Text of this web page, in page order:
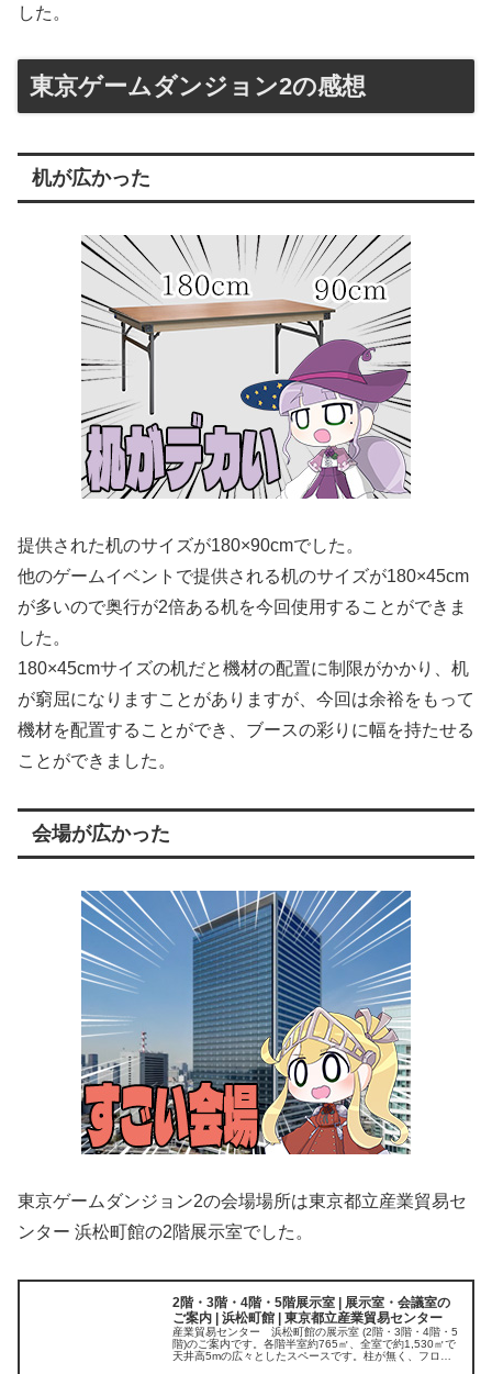
した。
東京ゲームダンジョン2の感想
机が広かった
提供された机のサイズが180×90cmでした。
他のゲームイベントで提供される机のサイズが180×45cm
が多いので奥行が2倍ある机を今回使用することができま
した。
180×45cmサイズの机だと機材の配置に制限がかかり、机
が窮屈になりますことがありますが、今回は余裕をもって
機材を配置することができ、ブースの彩りに幅を持たせる
ことができました。
会場が広かった
東京ゲームダンジョン2の会場場所は東京都立産業貿易セ
ンター 浜松町館の2階展示室でした。
2階・3階・4階・5階展示室 | 展示室・会議室の
ご案内 | 浜松町館 | 東京都立産業貿易センター
産業貿易センター 浜松町館の展示室 (2階・3階・4階・5
階)のご案内です。各階半室約765㎡、全室で約1,530㎡で
天井高5mの広々としたスペースです。柱が無く、フロー